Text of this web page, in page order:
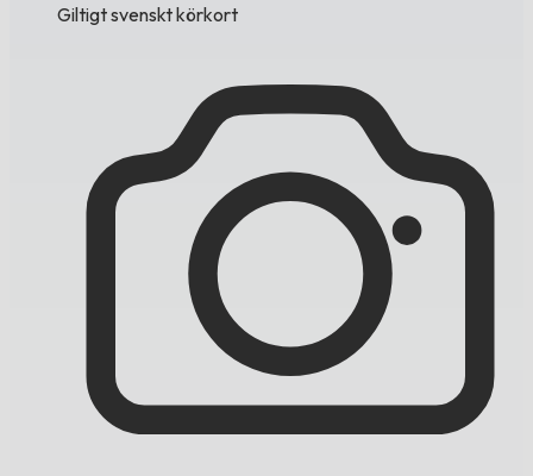
Giltigt svenskt körkort